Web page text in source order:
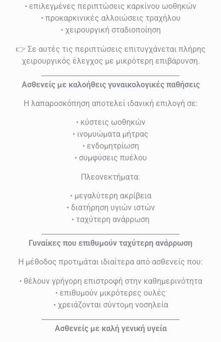
• επιλεγμένες περιπτώσεις καρκίνου ωοθηκών
• προκαρκινικές αλλοιώσεις τραχήλου
• χειρουργική σταδιοποίηση
👉 Σε αυτές τις περιπτώσεις επιτυγχάνεται πλήρης
χειρουργικός έλεγχος με μικρότερη επιβάρυνση.
Ασθενείς με καλοήθεις γυναικολογικές παθήσεις
Η λαπαροσκόπηση αποτελεί ιδανική επιλογή σε:
• κύστεις ωοθηκών
• ινομυώματα μήτρας
• ενδομητρίωση
• συμφύσεις πυέλου
Πλεονεκτήματα:
• μεγαλύτερη ακρίβεια
• διατήρηση υγιών ιστών
• ταχύτερη ανάρρωση
Γυναίκες που επιθυμούν ταχύτερη ανάρρωση
Η μέθοδος προτιμάται ιδιαίτερα από ασθενείς που:
• θέλουν γρήγορη επιστροφή στην καθημερινότητα
• επιθυμούν μικρότερες ουλές
• χρειάζονται σύντομη νοσηλεία
Ασθενείς με καλή γενική υγεία